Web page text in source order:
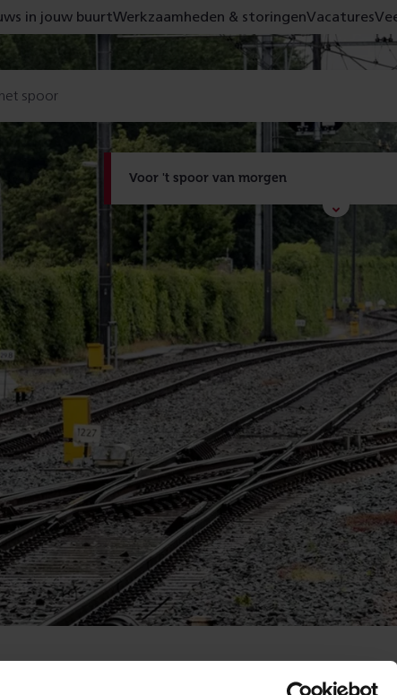
Voor 't spoor van morgen
Met de campagne 'Voor 't
we zien wat er vandaag
figuurlijk gezien - morgen
in jouw buurtWerkzaamheden & storingenVacatures
spoor